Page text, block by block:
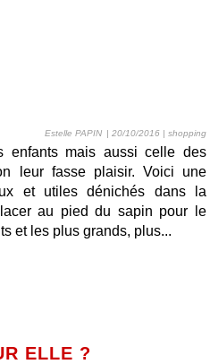
Estelle PAPIN | 20/10/2016 | shopping
enfants mais aussi celle des
leur fasse plaisir. Voici une
et utiles dénichés dans la
au pied du sapin pour le
et les plus grands, plus...
ELLE ?